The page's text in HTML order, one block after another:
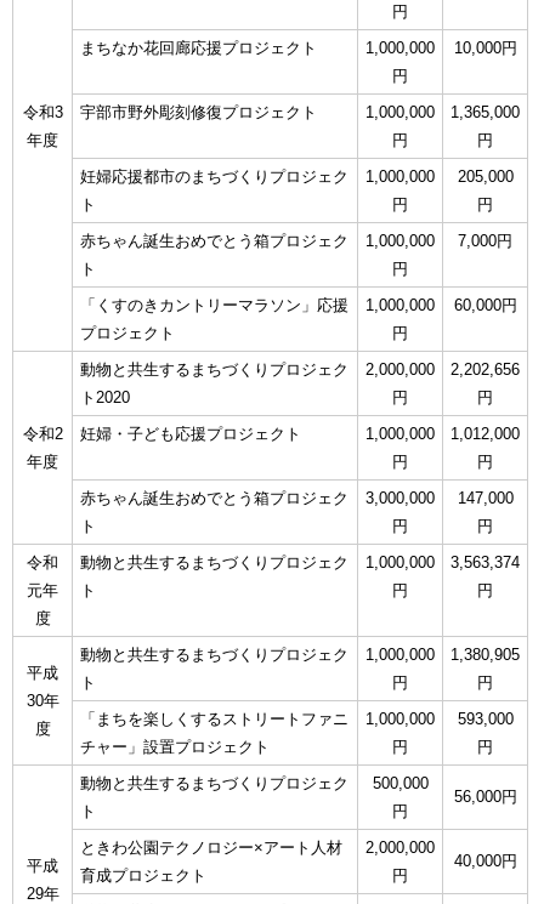
令和3
年度
円
まちなか花回廊応援プロジェクト
1,000,000
円
10,000円
宇部市野外彫刻修復プロジェクト
1,000,000
円
1,365,000
円
妊婦応援都市のまちづくりプロジェク
ト
1,000,000
円
205,000
円
赤ちゃん誕生おめでとう箱プロジェク
ト
1,000,000
円
7,000円
「くすのきカントリーマラソン」応援
プロジェクト
1,000,000
円
60,000円
令和2
年度
動物と共生するまちづくりプロジェク
ト2020
2,000,000
円
2,202,656
円
妊婦・子ども応援プロジェクト
1,000,000
円
1,012,000
円
赤ちゃん誕生おめでとう箱プロジェク
ト
3,000,000
円
147,000
円
令和
元年
度
動物と共生するまちづくりプロジェク
ト
1,000,000
円
3,563,374
円
平成
30年
度
動物と共生するまちづくりプロジェク
ト
1,000,000
円
1,380,905
円
「まちを楽しくするストリートファニ
チャー」設置プロジェクト
1,000,000
円
593,000
円
平成
29年
動物と共生するまちづくりプロジェク
ト
500,000
円
56,000円
ときわ公園テクノロジー×アート人材
育成プロジェクト
2,000,000
円
40,000円